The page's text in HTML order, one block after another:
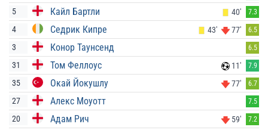
5 Кайл Бартли 40' 7.3
4 Седрик Кипре 43' 77' 6.5
3 Конор Таунсенд 6.5
31 Том Феллоус 11' 7.9
35 Окай Йокушлу 77' 6.7
27 Алекс Моуотт 7.5
20 Адам Рич 59' 7.2